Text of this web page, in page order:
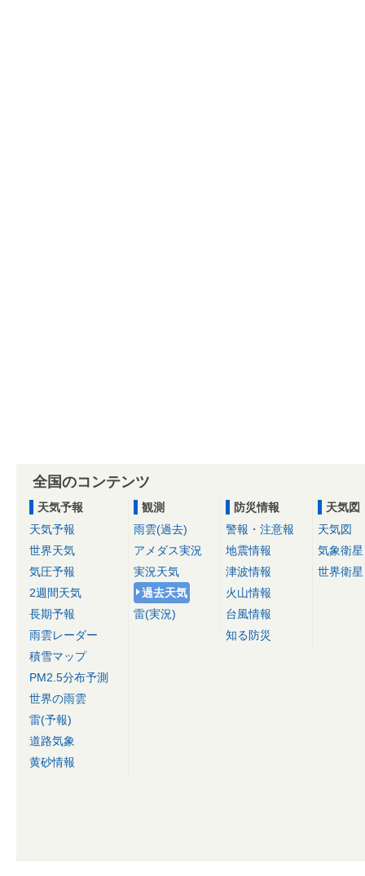
全国のコンテンツ
天気予報
天気予報
世界天気
気圧予報
2週間天気
長期予報
雨雲レーダー
積雪マップ
PM2.5分布予測
世界の雨雲
雷(予報)
道路気象
黄砂情報
観測
雨雲(過去)
アメダス実況
実況天気
過去天気
雷(実況)
防災情報
警報・注意報
地震情報
津波情報
火山情報
台風情報
知る防災
天気図
天気図
気象衛星
世界衛星